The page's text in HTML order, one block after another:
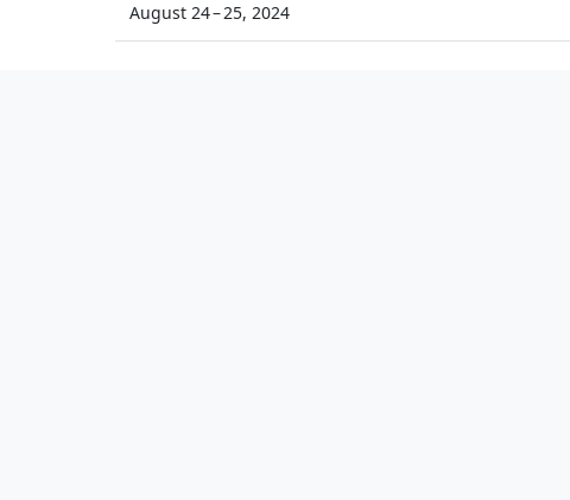
August 24 – 25, 2024